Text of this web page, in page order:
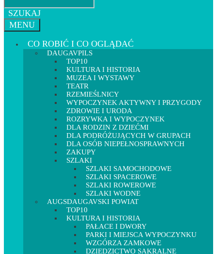
SZUKAJ
MENU
CO ROBIĆ I CO OGLĄDAĆ
DAUGAVPILS
TOP10
KULTURA I HISTORIA
MUZEA I WYSTAWY
TEATR
RZEMIEŚLNICY
WYPOCZYNEK AKTYWNY I PRZYGODY
ZDROWIE I URODA
ROZRYWKA I WYPOCZYNEK
DLA RODZIN Z DZIEĆMI
DLA PODRÓŻUJĄCYCH W GRUPACH
DLA OSÓB NIEPEŁNOSPRAWNYCH
ZAKUPY
SZLAKI
SZLAKI SAMOCHODOWE
SZLAKI SPACEROWE
SZLAKI ROWEROWE
SZLAKI WODNE
AUGSDAUGAVSKI POWIAT
TOP10
KULTURA I HISTORIA
PAŁACE I DWORY
PARKI I MIEJSCA WYPOCZYNKU
WZGÓRZA ZAMKOWE
DZIEDZICTWO SAKRALNE